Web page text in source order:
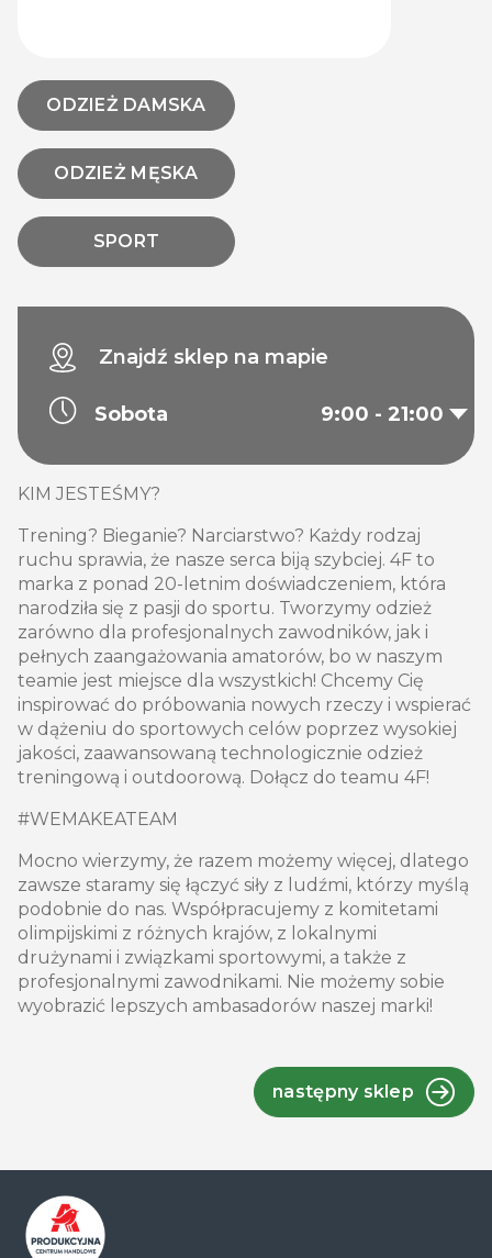
ODZIEŻ DAMSKA
ODZIEŻ MĘSKA
SPORT
Znajdź sklep na mapie
Sobota 9:00 - 21:00
KIM JESTEŚMY?
Trening? Bieganie? Narciarstwo? Każdy rodzaj
ruchu sprawia, że nasze serca biją szybciej. 4F to
marka z ponad 20-letnim doświadczeniem, która
narodziła się z pasji do sportu. Tworzymy odzież
zarówno dla profesjonalnych zawodników, jak i
pełnych zaangażowania amatorów, bo w naszym
teamie jest miejsce dla wszystkich! Chcemy Cię
inspirować do próbowania nowych rzeczy i wspierać
w dążeniu do sportowych celów poprzez wysokiej
jakości, zaawansowaną technologicznie odzież
treningową i outdoorową. Dołącz do teamu 4F!
#WEMAKEATEAM
Mocno wierzymy, że razem możemy więcej, dlatego
zawsze staramy się łączyć siły z ludźmi, którzy myślą
podobnie do nas. Współpracujemy z komitetami
olimpijskimi z różnych krajów, z lokalnymi
drużynami i związkami sportowymi, a także z
profesjonalnymi zawodnikami. Nie możemy sobie
wyobrazić lepszych ambasadorów naszej marki!
następny sklep